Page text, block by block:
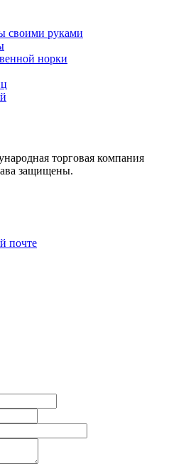
своими руками
норки
торговая компания
защищены.
почте